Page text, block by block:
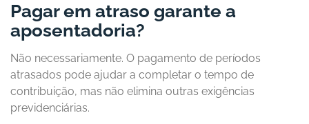
Pagar em atraso garante a
aposentadoria?
Não necessariamente. O pagamento de períodos
atrasados pode ajudar a completar o tempo de
contribuição, mas não elimina outras exigências
previdenciárias.